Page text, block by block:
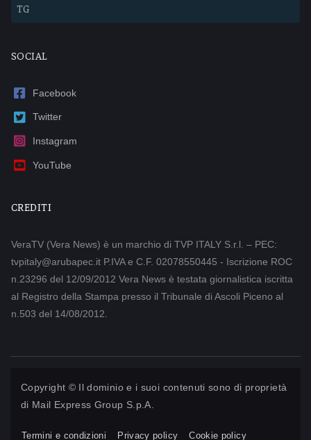
TG
SOCIAL
Facebook
Twitter
Instagram
YouTube
CREDITI
VeraTV (Vera News) è un marchio di TVP ITALY S.r.l. – PEC:
tvpitaly@arubapec.it P.IVA e C.F. 02078550445 - Iscrizione ROC
n.23296 del 12/09/2012 Vera News è testata giornalistica iscritta
al Registro della Stampa presso il Tribunale di Ascoli Piceno al
n.503 del 14/08/2012.
Copyright © Il dominio e i suoi contenuti sono di proprietà
di Mail Express Group S.p.A.
Termini e condizioni Privacy policy Cookie policy